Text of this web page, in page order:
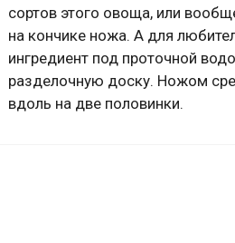
сортов этого овоща, или
на кончике ножа. А для
ингредиент под проточной
разделочную доску. Ножом
вдоль на две половинки.